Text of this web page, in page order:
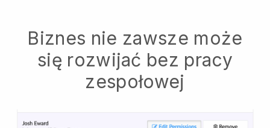
Biznes nie zawsze może
się rozwijać bez pracy
zespołowej